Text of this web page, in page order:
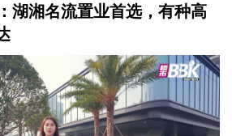
湖湘名流置业首选，有种高